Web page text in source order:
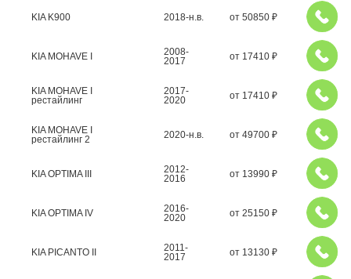
KIA K900 2018-н.в. от 50850 ₽
KIA MOHAVE I
2008-
2017
от 17410 ₽
KIA MOHAVE I
рестайлинг
2017-
2020
от 17410 ₽
KIA MOHAVE I
рестайлинг 2
2020-н.в. от 49700 ₽
KIA OPTIMA III
2012-
2016
от 13990 ₽
KIA OPTIMA IV
2016-
2020
от 25150 ₽
KIA PICANTO II
2011-
2017
от 13130 ₽